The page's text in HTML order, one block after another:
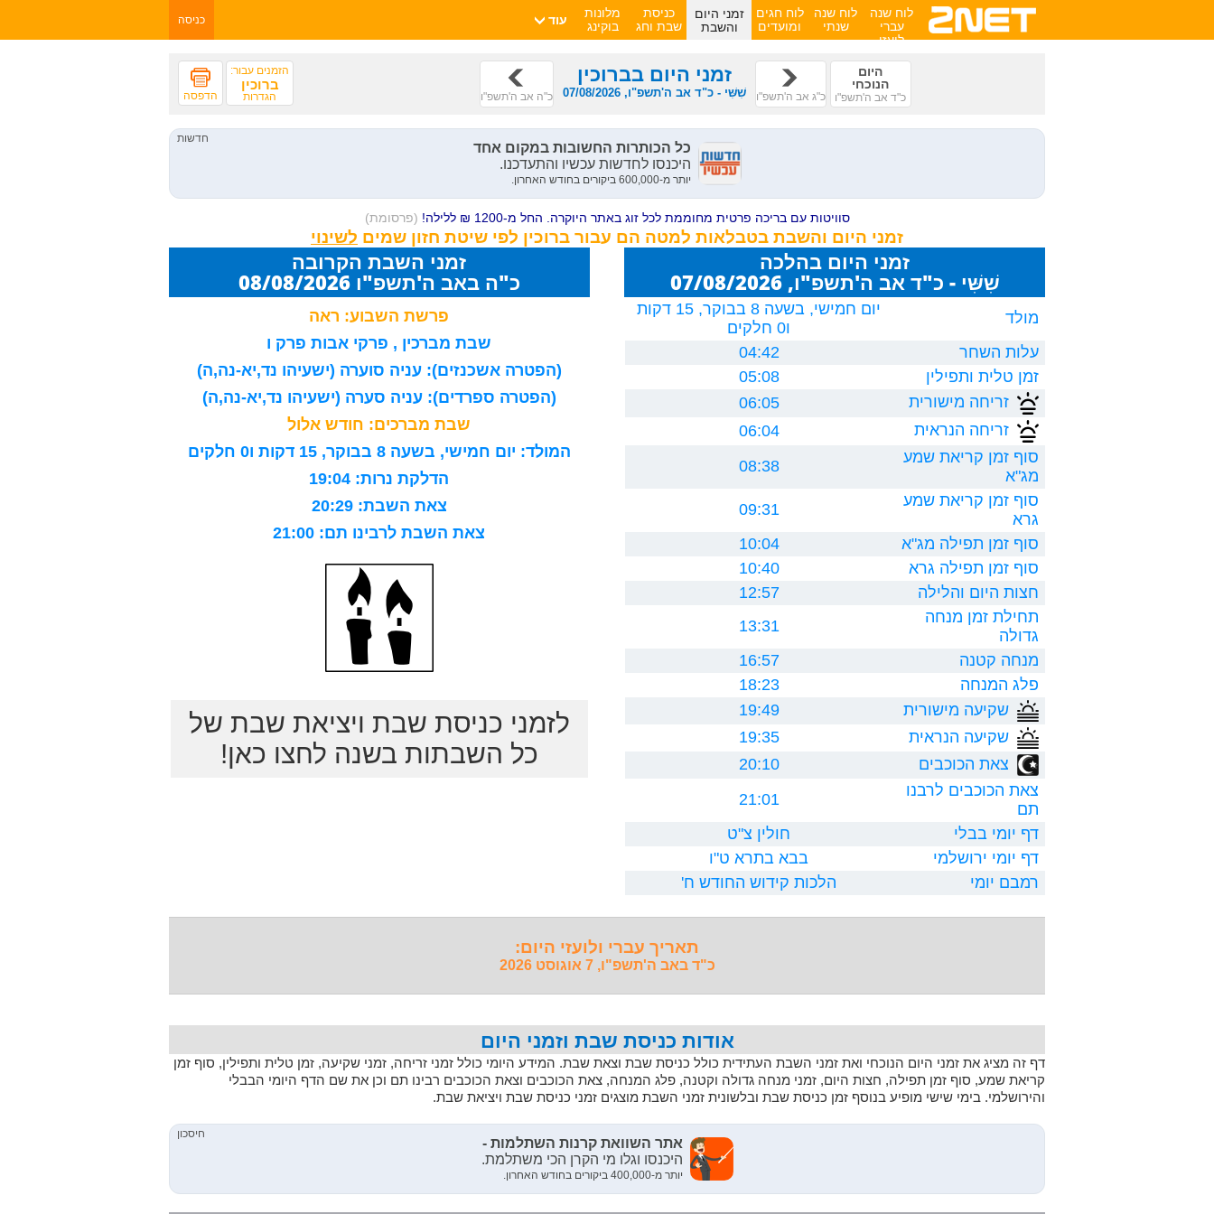
לוח שנה
עברי
לועזי
לוח שנה
שנתי
לוח חגים
ומועדים
זמני היום
והשבת
כניסת
שבת וחג
מלונות
בוקינג
עוד כניסה
הזמנים עבור:
ברוכין
הגדרות הדפסה
היום
הנוכחי
כ"ד אב ה'תשפ"ו כ"ג אב ה'תשפ"ו
זמני היום בברוכין
שִׁשִּׁי - כ"ד אב ה'תשפ"ו, 07/08/2026 כ"ה אב ה'תשפ"ו
סוויטות עם בריכה פרטית מחוממת לכל זוג באתר היוקרה. החל מ-1200 ₪ ללילה! (פרסומת)
זמני היום והשבת בטבלאות למטה הם עבור ברוכין לפי שיטת חזון שמים
זמני היום בהלכה
שִׁשִּׁי - כ"ד אב ה'תשפ"ו, 07/08/2026
מולד
יום חמישי, בשעה 8 בבוקר, 15 דקות
ו0 חלקים
עלות השחר
04:42
זמן טלית ותפילין
05:08
זריחה מישורית
06:05
זריחה הנראית
06:04
סוף זמן קריאת שמע
מג"א
08:38
סוף זמן קריאת שמע
גרא
09:31
סוף זמן תפילה מג"א
10:04
סוף זמן תפילה גרא
10:40
חצות היום והלילה
12:57
תחילת זמן מנחה
גדולה
13:31
מנחה קטנה
16:57
פלג המנחה
18:23
שקיעה מישורית
19:49
שקיעה הנראית
19:35
צאת הכוכבים
20:10
צאת הכוכבים לרבנו
תם
21:01
דף יומי בבלי
חולין צ"ט
דף יומי ירושלמי
בבא בתרא ט"ו
רמבם יומי
הלכות קידוש החודש ח'
זמני השבת הקרובה
כ"ה באב ה'תשפ"ו 08/08/2026
פרשת השבוע: ראה
שבת מברכין , פרקי אבות פרק ו
(הפטרה אשכנזים): עניה סוערה (ישעיהו נד,יא-נה,ה)
(הפטרה ספרדים): עניה סערה (ישעיהו נד,יא-נה,ה)
שבת מברכים: חודש אלול
המולד: יום חמישי, בשעה 8 בבוקר, 15 דקות ו0 חלקים
הדלקת נרות: 19:04
צאת השבת: 20:29
צאת השבת לרבינו תם: 21:00
לזמני כניסת שבת ויציאת שבת של
כל השבתות בשנה לחצו כאן!
תאריך עברי ולועזי היום:
כ"ד באב ה'תשפ"ו, 7 אוגוסט 2026
אודות כניסת שבת וזמני היום
דף זה מציג את זמני היום הנוכחי ואת זמני השבת העתידית כולל כניסת שבת וצאת שבת. המידע היומי כולל זמני זריחה, זמני שקיעה, זמן טלית ותפילין, סוף זמן
קריאת שמע, סוף זמן תפילה, חצות היום, זמני מנחה גדולה וקטנה, פלג המנחה, צאת הכוכבים וצאת הכוכבים רבינו תם וכן את שם הדף היומי הבבלי
והירושלמי. בימי שישי מופיע בנוסף זמן כניסת שבת ובלשונית זמני השבת מוצגים זמני כניסת שבת ויציאת שבת.